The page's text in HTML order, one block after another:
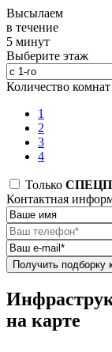
Высылаем
в течение
5 минут
Выберите этаж
Количество комнат
1
2
3
4
Только
Контактная
Получить подборку
на карте